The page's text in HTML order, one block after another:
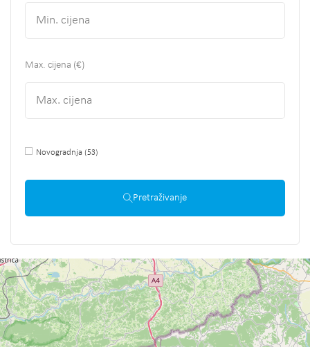
Max. cijena (€)
Novogradnja (53)
Pretraživanje